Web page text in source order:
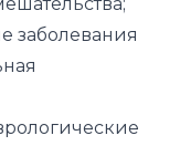
заболевания